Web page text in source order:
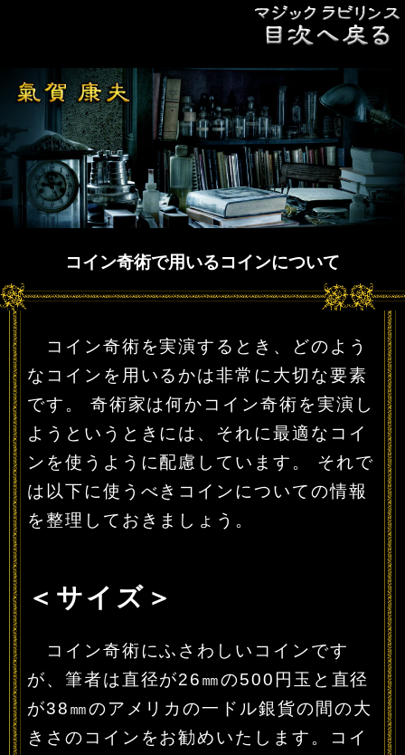
コイン奇術で用いるコインについて
コイン奇術を実演するとき、どのよう
なコインを用いるかは非常に大切な要素
です。 奇術家は何かコイン奇術を実演し
ようというときには、それに最適なコイ
ンを使うように配慮しています。 それで
は以下に使うべきコインについての情報
を整理しておきましょう。
＜サイズ＞
コイン奇術にふさわしいコインです
が、筆者は直径が26㎜の500円玉と直径
が38㎜のアメリカの一ドル銀貨の間の大
きさのコインをお勧めいたします。コイ